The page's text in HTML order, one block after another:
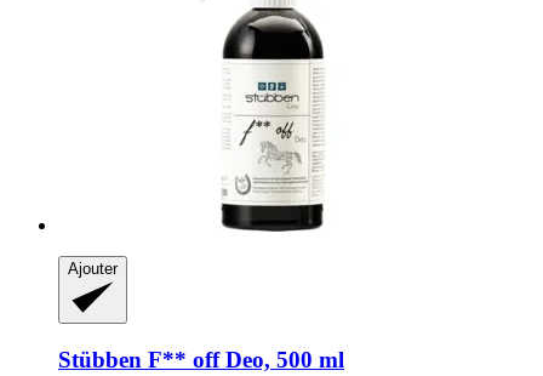
Ajouter
Stübben F** off Deo, 500 ml